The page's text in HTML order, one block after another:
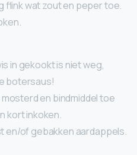
flink wat zout en peper toe.
in gekookt is niet weg,
botersaus!
en bindmiddel toe
kort inkoken.
en/of gebakken aardappels.